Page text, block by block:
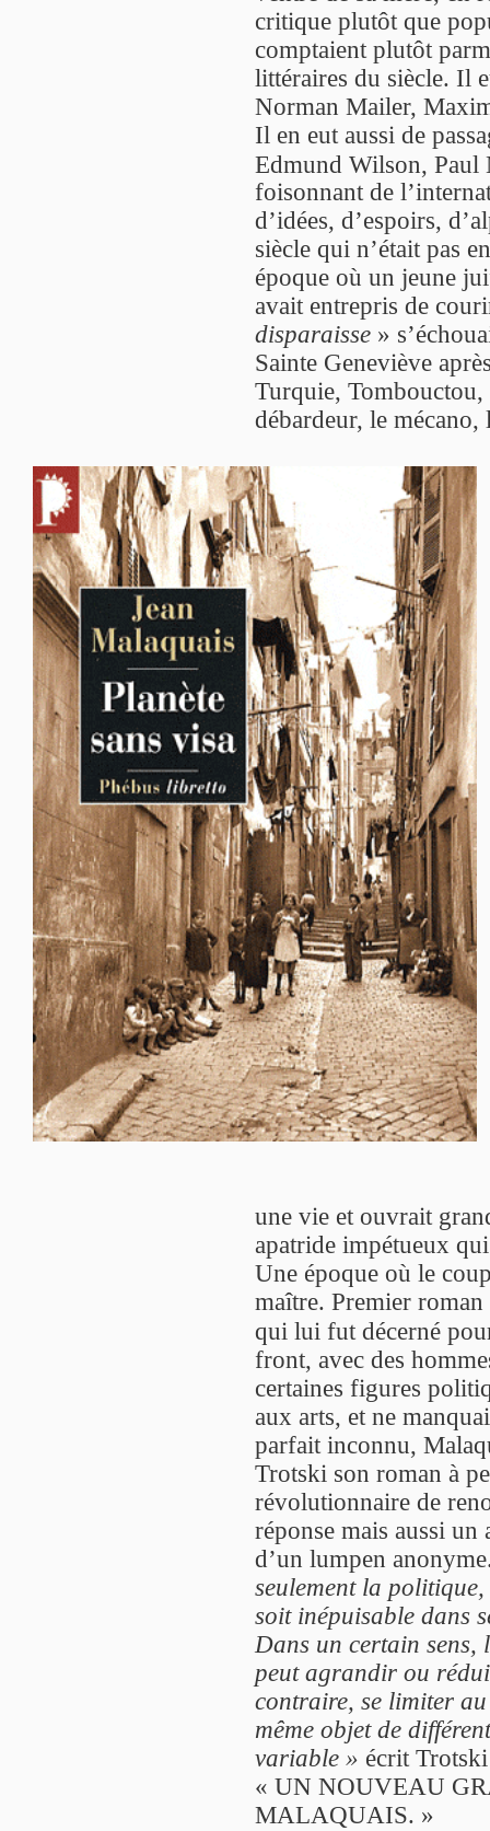
critique plutôt que
comptaient plutôt
littéraires du siècle. Il
Norman Mailer,
Il en eut aussi de
Edmund Wilson, Paul
foisonnant de
d’idées, d’espoirs,
siècle qui n’était pas
époque où un jeune
avait entrepris de
disparaisse »
Sainte Geneviève
Turquie,
débardeur, le
une vie et ouvrait
apatride impétueux
Une époque où le
maître. Premier
qui lui fut décerné
front, avec des
certaines figures
aux arts, et ne
parfait inconnu,
Trotski son roman à
révolutionnaire de
réponse mais aussi un
d’un lumpen
seulement la
soit inépuisable dans
Dans un certain
peut agrandir ou
contraire, se limiter
même objet de
variable » écrit
« UN NOUVEAU
MALAQUAIS. »